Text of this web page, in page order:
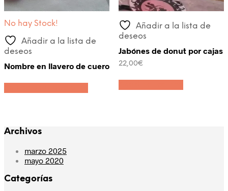
No hay Stock!
Añadir a la lista de
deseos
Nombre en llavero de cuero
producto
Añadir a la lista de
deseos
Jabónes de donut por cajas
22,00€
Archivos
marzo 2025
mayo 2020
Categorías